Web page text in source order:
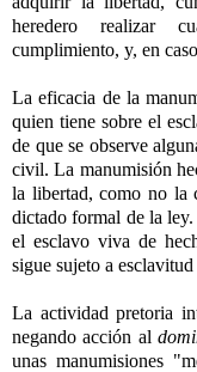
heredero realizar
cumplimiento, y, en
La eficacia de la
quien tiene sobre el
de que se observe
civil. La manumisión
la libertad, como no la
dictado formal de la
el esclavo viva de
sigue sujeto a
La actividad pretoria
negando acción al
unas manumisiones